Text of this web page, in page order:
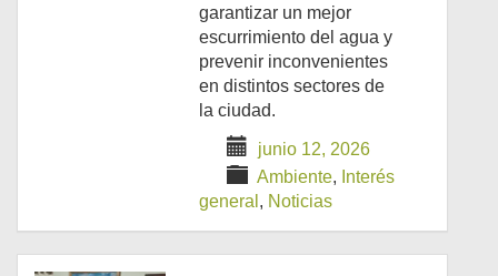
garantizar un mejor
escurrimiento del agua y
prevenir inconvenientes
en distintos sectores de
la ciudad.
junio 12, 2026
Ambiente, Interés
general , Noticias